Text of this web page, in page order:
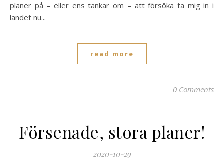
planer på – eller ens tankar om – att försöka ta mig in i
landet nu...
read more
0 Comments
Försenade, stora planer!
2020-10-29